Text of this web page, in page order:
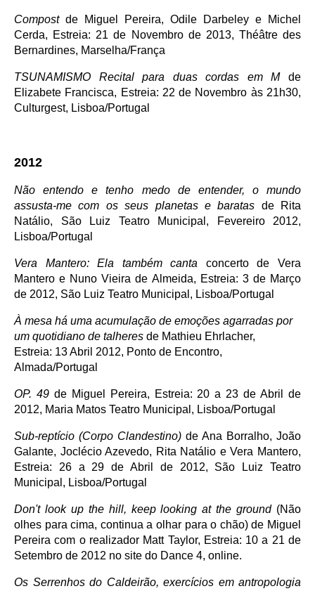
Compostde Miguel Pereira, Odile Darbeley e Michel
Cerda, Estreia: 21 de Novembro de 2013, Théâtre des
Bernardines, Marselha/França
TSUNAMISMO Recital para duas cordas em Mde
Elizabete Francisca, Estreia: 22 de Novembro às 21h30,
Culturgest, Lisboa/Portugal
2012
Não entendo e tenho medo de entender, o mundo
assusta-me com os seus planetas e baratas de Rita
Natálio, São Luiz Teatro Municipal, Fevereiro 2012,
Lisboa/Portugal
Vera Mantero: Ela também canta concerto de Vera
Mantero e Nuno Vieira de Almeida, Estreia: 3 de Março
de 2012, São Luiz Teatro Municipal, Lisboa/Portugal
À mesa há uma acumulação de emoções agarradas por
um quotidiano de talheres de Mathieu Ehrlacher,
Estreia: 13 Abril 2012, Ponto de Encontro,
Almada/Portugal
OP. 49de Miguel Pereira, Estreia: 20 a 23 de Abril de
2012, Maria Matos Teatro Municipal, Lisboa/Portugal
Sub-reptício (Corpo Clandestino) de Ana Borralho, João
Galante, Joclécio Azevedo, Rita Natálio e Vera Mantero,
Estreia: 26 a 29 de Abril de 2012, São Luiz Teatro
Municipal, Lisboa/Portugal
Don't look up the hill, keep looking at the ground(Não
olhes para cima, continua a olhar para o chão) de Miguel
Pereira com o realizador Matt Taylor, Estreia: 10 a 21 de
Setembro de 2012 no site do Dance 4, online.
Os Serrenhos do Caldeirão, exercícios em antropologia